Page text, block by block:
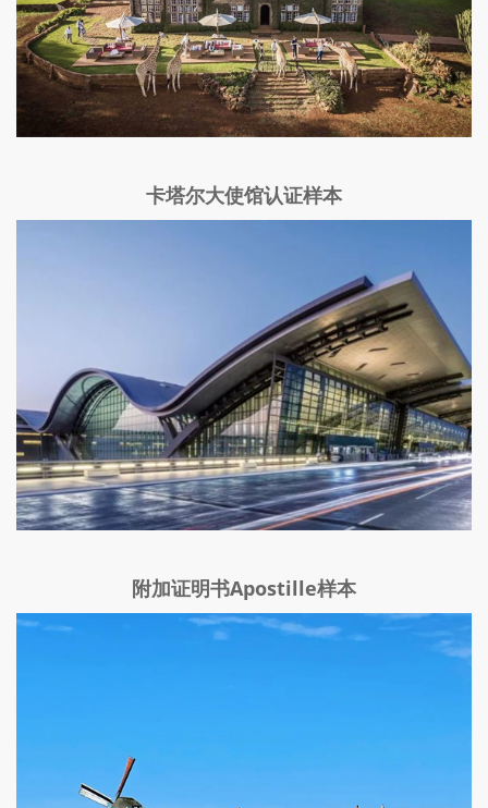
卡塔尔大使馆认证样本
附加证明书Apostille样本